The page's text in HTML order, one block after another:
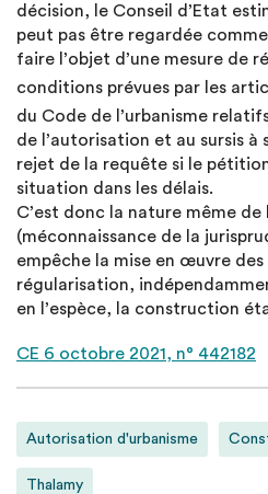
décision, le Conseil d’Etat
peut pas être regardée
faire l’objet d’une mesure de
conditions prévues par les
du Code de l’urbanisme
de l’autorisation et au sursis
rejet de la requête si le
situation dans les délais.
C’est donc la nature même de
(méconnaissance de la
empêche la mise en œuvre des
régularisation,
en l’espèce, la construction
CE 6 octobre 2021, n° 442182
Autorisation d'urbanisme
Thalamy